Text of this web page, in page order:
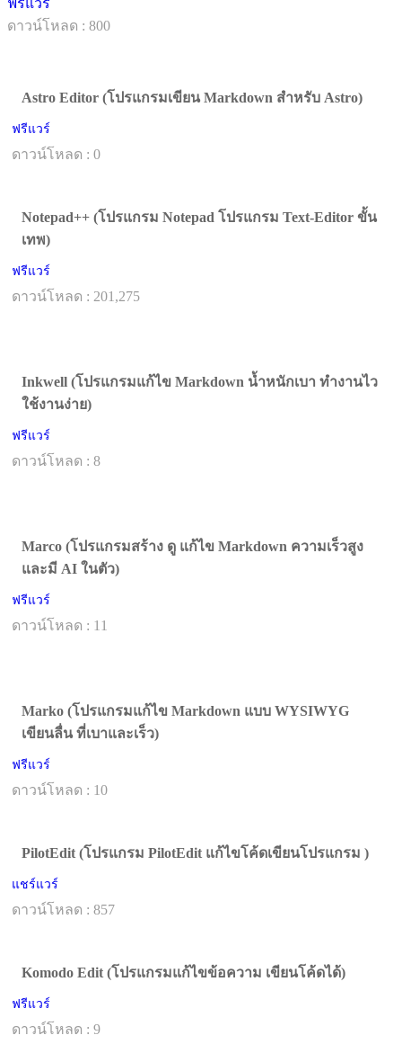
ฟรีแวร์
ดาวน์โหลด : 800
Astro Editor (โปรแกรมเขียน Markdown สำหรับ Astro)
ฟรีแวร์
ดาวน์โหลด : 0
Notepad++ (โปรแกรม Notepad โปรแกรม Text-Editor ขั้น
เทพ)
ฟรีแวร์
ดาวน์โหลด : 201,275
Inkwell (โปรแกรมแก้ไข Markdown น้ำหนักเบา ทำงานไว
ใช้งานง่าย)
ฟรีแวร์
ดาวน์โหลด : 8
Marco (โปรแกรมสร้าง ดู แก้ไข Markdown ความเร็วสูง
และมี AI ในตัว)
ฟรีแวร์
ดาวน์โหลด : 11
Marko (โปรแกรมแก้ไข Markdown แบบ WYSIWYG
เขียนลื่น ที่เบาและเร็ว)
ฟรีแวร์
ดาวน์โหลด : 10
PilotEdit (โปรแกรม PilotEdit แก้ไขโค้ดเขียนโปรแกรม )
แชร์แวร์
ดาวน์โหลด : 857
Komodo Edit (โปรแกรมแก้ไขข้อความ เขียนโค้ดได้)
ฟรีแวร์
ดาวน์โหลด : 9